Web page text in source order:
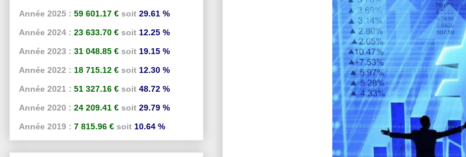
Année 2025 : 59 601.17 € soit 29.61 %
Année 2024 : 23 633.70 € soit 12.25 %
Année 2023 : 31 048.85 € soit 19.15 %
Année 2022 : 18 715.12 € soit 12.30 %
Année 2021 : 51 327.16 € soit 48.72 %
Année 2020 : 24 209.41 € soit 29.79 %
Année 2019 : 7 815.96 € soit 10.64 %